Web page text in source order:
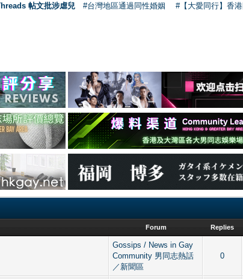
帖文批涉虐兒 #台灣地區通過同性婚姻 #【大愛同行】香
Forum Replies
Gossips / News in Gay
Community 男同志熱話
／新聞區
0